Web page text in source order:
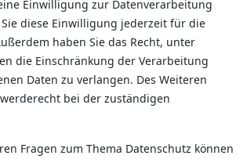
Einwilligung zur Datenverarbeitung
diese Einwilligung jederzeit für die
haben Sie das Recht, unter
die Einschränkung der Verarbeitung
Daten zu verlangen. Des Weiteren
bei der zuständigen
Fragen zum Thema Datenschutz können